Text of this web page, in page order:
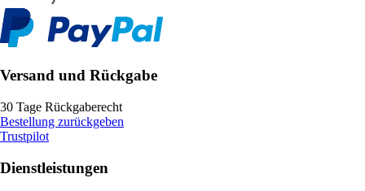
Versand und Rückgabe
30 Tage Rückgaberecht
Bestellung zurückgeben
Trustpilot
Dienstleistungen